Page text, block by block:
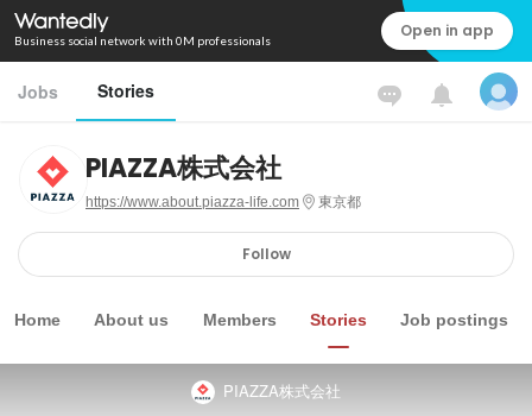
Business social network with 0M professionals Open in app
Jobs Stories
PIAZZA株式会社
https://www.about.piazza-life.com 東京都
Follow
Home About us Members Stories Job postings
PIAZZA株式会社